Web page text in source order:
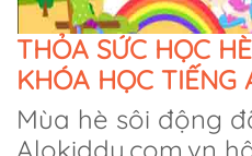
THỎA SỨC HỌC
KHÓA HỌC TIẾNG
Mùa hè sôi động